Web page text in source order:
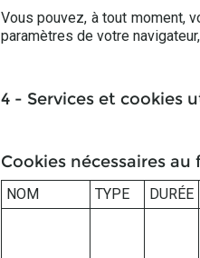
Vous pouvez, à tout moment,
paramètres de votre
4 - Services et cookies
Cookies nécessaires
NOM TYPE DURÉE